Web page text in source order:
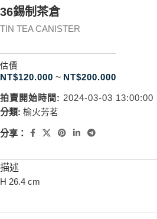
36錫制茶倉
TIN TEA CANISTER
估價
NT$120.000 ~ NT$200.000
拍賣開始時間: 2024-03-03 13:00:00
分類: 榆火芳茗
分享：
描述
H 26.4 cm